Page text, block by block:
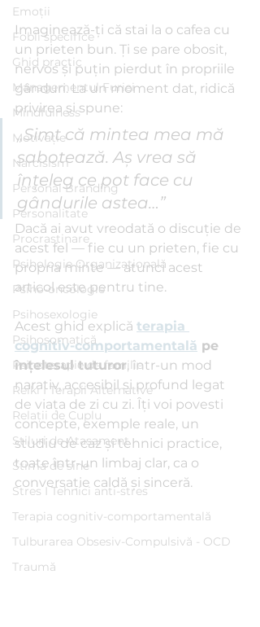
Emoții
Fobii specifice
Ghid practic
Managementul Furiei
Mindfulness
Motivație
Narcisism
Personal Branding
Personalitate
Procrastinare
Psihologie Organizațională
Psiho-oncologie
Psihosexologie
Psihosomatică
Psihoterapie de familie
Reiki I Terapii Alternative
Relații de Cuplu
Stiluri de Atașament
Stima de sine
Stres I Tehnici anti-stres
Terapia cognitiv-comportamentală
Tulburarea Obsesiv-Compulsivă - OCD
Traumă
Imaginează-ți că stai la o cafea cu
un prieten bun. Ți se pare obosit,
nervos și puțin pierdut în propriile
gânduri. La un moment dat, ridică
privirea și spune:
„Simt că mintea mea mă
sabotează. Aș vrea să
înțeleg ce pot face cu
gândurile astea…”
Dacă ai avut vreodată o discuție de
acest fel — fie cu un prieten, fie cu
propria minte — atunci acest
articol este pentru tine.
Acest ghid explică terapia
cognitiv-comportamentală pe
înțelesul tuturor, într-un mod
narativ, accesibil și profund legat
de viața de zi cu zi. Îți voi povesti
concepte, exemple reale, un
studiu de caz și tehnici practice,
toate într-un limbaj clar, ca o
conversație caldă și sinceră.